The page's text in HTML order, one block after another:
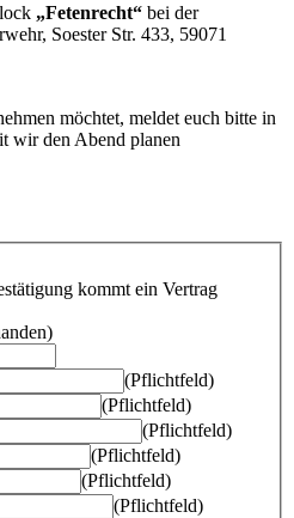
„Fetenrecht“ bei der
Soester Str. 433, 59071
möchtet, meldet euch bitte in
wir den Abend planen
kommt ein Vertrag
(Pflichtfeld)
(Pflichtfeld)
(Pflichtfeld)
(Pflichtfeld)
(Pflichtfeld)
(Pflichtfeld)